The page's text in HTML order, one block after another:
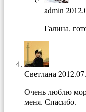
admin
Галина,
Светлана
Очень люблю
меня. Спасибо.